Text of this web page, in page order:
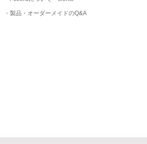
・製品・オーダーメイドのQ&A